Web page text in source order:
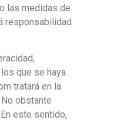
las medidas de
responsabilidad
que se haya
tratará en la
obstante
este sentido,